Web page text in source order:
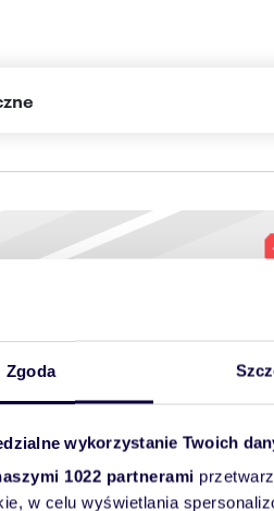
Zgoda
wykorzystanie Twoich
1022 partnerami
w celu wyświetlania
CO2
remontowych